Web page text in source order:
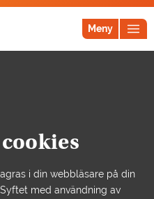
Meny
i din webbläsare på din
med användning av